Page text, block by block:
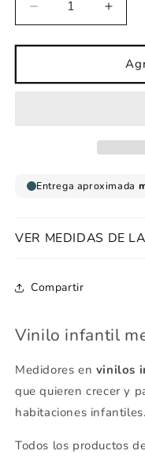
Reducir
cantidad
para
infantil
para
Vinilo
VER MEDIDAS DE
Compartir
Vinilo infantil
Medidores en vinilos
que quieren crecer y
habitaciones infantiles.
Todos los productos